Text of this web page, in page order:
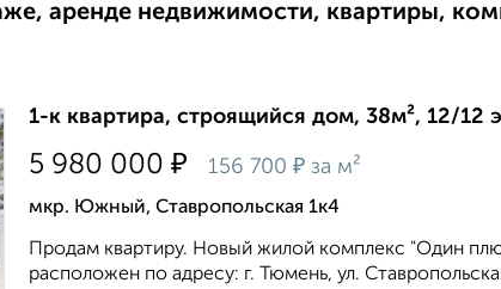
аренде недвижимости, квартиры,
1-к квартира, строящийся дом, 38м², 12/12
5 980 000 ₽ 156 700 ₽ за м²
мкр. Южный, Ставропольская 1к4
Продам квартиру. Новый жилой комплекс "Один
расположен по адресу: г. Тюмень, ул.